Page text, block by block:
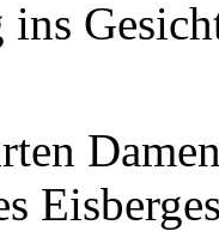
ins